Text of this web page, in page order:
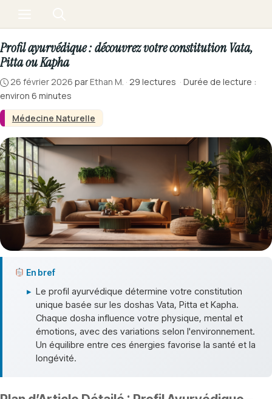
Médecine Naturelle
Profil ayurvédique : découvrez votre constitution Vata,
Pitta ou Kapha
26 février 2026 par Ethan M. · 29 lectures · Durée de lecture :
environ 6 minutes
En bref
▸ Le profil ayurvédique détermine votre constitution
unique basée sur les doshas Vata, Pitta et Kapha.
Chaque dosha influence votre physique, mental et
émotions, avec des variations selon l'environnement.
Un équilibre entre ces énergies favorise la santé et la
longévité.